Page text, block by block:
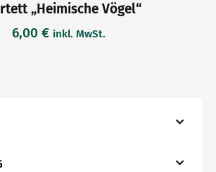
„Heimische Vögel“
6,00 € inkl. MwSt.